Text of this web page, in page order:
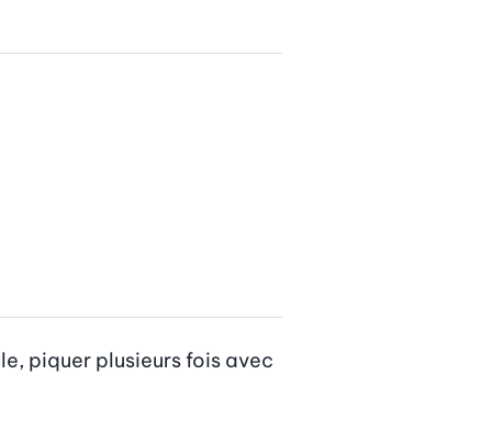
piquer plusieurs fois avec